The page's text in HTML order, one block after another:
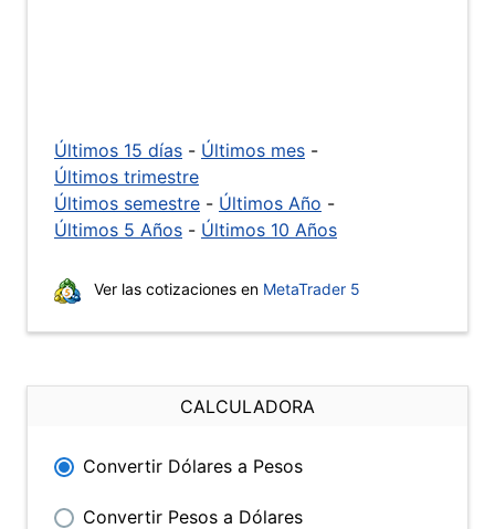
Últimos 15 días - Últimos mes -
Últimos trimestre
Últimos semestre - Últimos Año -
Últimos 5 Años - Últimos 10 Años
Ver las cotizaciones en MetaTrader 5
CALCULADORA
Convertir Dólares a Pesos
Convertir Pesos a Dólares